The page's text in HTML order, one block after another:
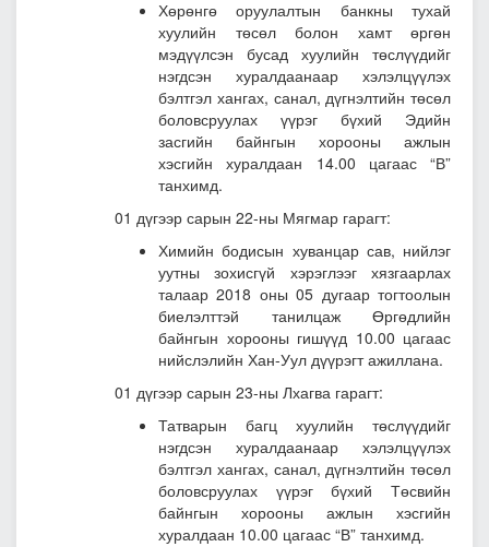
Хөрөнгө оруулалтын банкны тухай
хуулийн төсөл болон хамт өргөн
мэдүүлсэн бусад хуулийн төслүүдийг
нэгдсэн хуралдаанаар хэлэлцүүлэх
бэлтгэл хангах, санал, дүгнэлтийн төсөл
боловсруулах үүрэг бүхий Эдийн
засгийн байнгын хорооны ажлын
хэсгийн хуралдаан 14.00 цагаас “В”
танхимд.
01 дүгээр сарын 22-ны Мягмар гарагт:
Химийн бодисын хуванцар сав, нийлэг
уутны зохисгүй хэрэглээг хязгаарлах
талаар 2018 оны 05 дугаар тогтоолын
биелэлттэй танилцаж Өргөдлийн
байнгын хорооны гишүүд 10.00 цагаас
нийслэлийн Хан-Уул дүүрэгт ажиллана.
01 дүгээр сарын 23-ны Лхагва гарагт:
Татварын багц хуулийн төслүүдийг
нэгдсэн хуралдаанаар хэлэлцүүлэх
бэлтгэл хангах, санал, дүгнэлтийн төсөл
боловсруулах үүрэг бүхий Төсвийн
байнгын хорооны ажлын хэсгийн
хуралдаан 10.00 цагаас “В” танхимд.